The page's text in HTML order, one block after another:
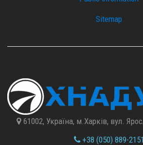
Sitemap
61002, Україна, м.Харків, вул.
+38 (050) 889-2151